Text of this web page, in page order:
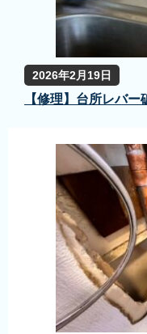
2026年2月19日
【修理】台所レバー